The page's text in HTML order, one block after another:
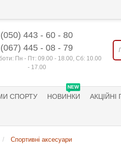
(050) 443 - 60 - 80
(067) 445 - 08 - 79
Пн - Пт: 09.00 - 18.00, Сб: 10.00
- 17.00
СПОРТУ
NEW
НОВИНКИ АКЦІЙНІ
Спортивні аксесуари